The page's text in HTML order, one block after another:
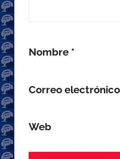
Nombre *
Correo electrónico
Web